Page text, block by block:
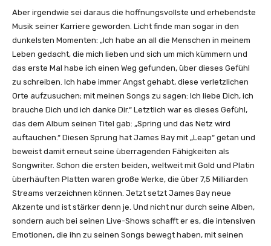
Aber irgendwie sei daraus die hoffnungsvollste und erhebendste
Musik seiner Karriere geworden. Licht finde man sogar in den
dunkelsten Momenten: „Ich habe an all die Menschen in meinem
Leben gedacht, die mich lieben und sich um mich kümmern und
das erste Mal habe ich einen Weg gefunden, über dieses Gefühl
zu schreiben. Ich habe immer Angst gehabt, diese verletzlichen
Orte aufzusuchen; mit meinen Songs zu sagen: Ich liebe Dich, ich
brauche Dich und ich danke Dir.“ Letztlich war es dieses Gefühl,
das dem Album seinen Titel gab: „Spring und das Netz wird
auftauchen.“ Diesen Sprung hat James Bay mit „Leap“ getan und
beweist damit erneut seine überragenden Fähigkeiten als
Songwriter. Schon die ersten beiden, weltweit mit Gold und Platin
überhäuften Platten waren große Werke, die über 7,5 Milliarden
Streams verzeichnen können. Jetzt setzt James Bay neue
Akzente und ist stärker denn je. Und nicht nur durch seine Alben,
sondern auch bei seinen Live-Shows schafft er es, die intensiven
Emotionen, die ihn zu seinen Songs bewegt haben, mit seinen